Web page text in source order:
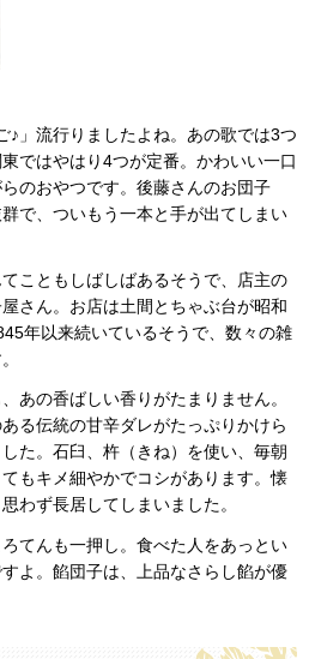
♪」流行りましたよね。あの歌では3つ
ではやはり4つが定番。かわいい一口
のおやつです。後藤さんのお団子
で、ついもう一本と手が出てしまい
こともしばしばあるそうで、店主の
さん。お店は土間とちゃぶ台が昭和
年以来続いているそうで、数々の雑
あの香ばしい香りがたまりません。
る伝統の甘辛ダレがたっぷりかけら
た。石臼、杵（きね）を使い、毎朝
もキメ細やかでコシがあります。懐
わず長居してしまいました。
てんも一押し。食べた人をあっとい
よ。餡団子は、上品なさらし餡が優